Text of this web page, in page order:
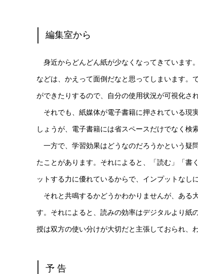
編集室から
身近からどんどん紙が少なくなってきています
などは、かえって面倒だなと思ってしまいます。
ができたりするので、自分の使用状況が可視化さ
それでも、紙媒体が電子書籍に押されている現
しょうが、電子書籍には省スペースだけでなく検
一方で、学習効果はどうなのだろうかという疑
たことがあります。それによると、「読む」「書
ットする力に優れているからで、インプットなし
それと共鳴するかどうかわかりませんが、ある
す。それによると、読みの効率はデジタルより紙
授は双方の使い分けが大切だと主張しておられ、
予 告